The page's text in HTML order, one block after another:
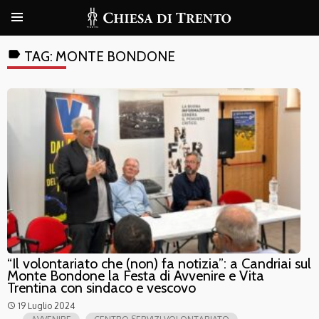
label TAG: MONTE BONDONE
“Il volontariato che (non) fa notizia”: a Candriai sul
Monte Bondone la Festa di Avvenire e Vita
Trentina con sindaco e vescovo
access_time 19 Luglio 2024